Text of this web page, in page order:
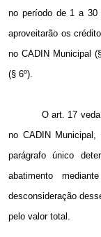
no período de 1 a30
aproveitarão os
no CADIN Municipal
(§ 6º).
O art. 17
no CADIN
parágrafo único
abatimento
desconsideração
pelo valor total.